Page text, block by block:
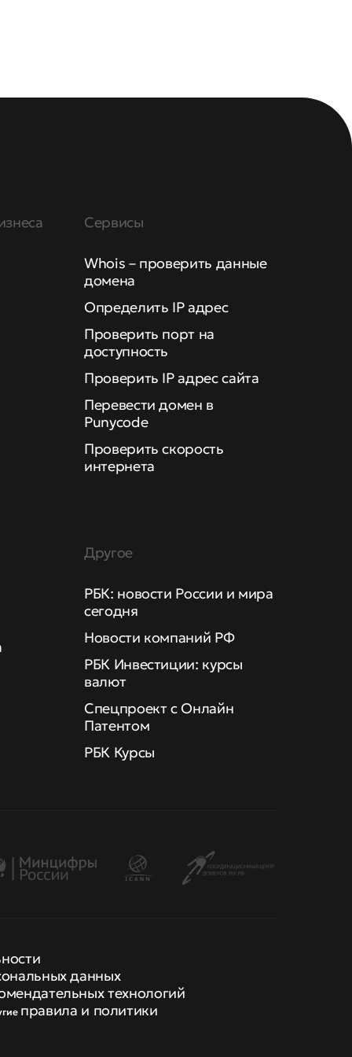
Сервисы
Whois – проверить данные
домена
Определить IP адрес
Проверить порт на
доступность
Проверить IP адрес сайта
Перевести домен в
Punycode
Проверить скорость
интернета
Другое
РБК: новости России и мира
сегодня
Новости компаний РФ
РБК Инвестиции: курсы
валют
Спецпроект с Онлайн
Патентом
РБК Курсы
данных
технологий
правила и политики